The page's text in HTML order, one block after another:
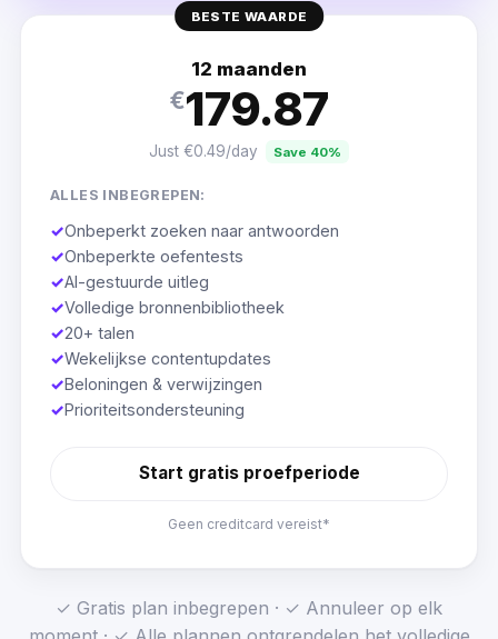
BESTE WAARDE
12 maanden
€179.87
Just €0.49/day Save 40%
ALLES INBEGREPEN:
✓Onbeperkt zoeken naar antwoorden
✓Onbeperkte oefentests
✓AI-gestuurde uitleg
✓Volledige bronnenbibliotheek
✓20+ talen
✓Wekelijkse contentupdates
✓Beloningen & verwijzingen
✓Prioriteitsondersteuning
Start gratis proefperiode
Geen creditcard vereist*
✓ Gratis plan inbegrepen · ✓ Annuleer op elk